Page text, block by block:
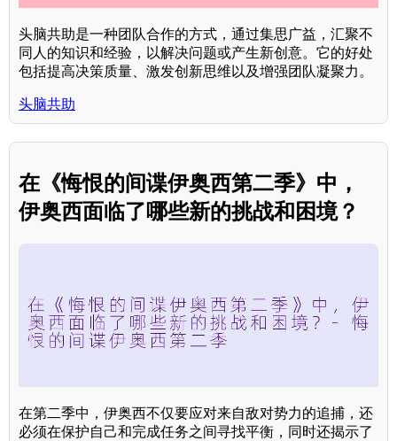
头脑共助是一种团队合作的方式，通过集思广益，汇聚不
同人的知识和经验，以解决问题或产生新创意。它的好处
包括提高决策质量、激发创新思维以及增强团队凝聚力。
头脑共助
在《悔恨的间谍伊奥西第二季》中，
伊奥西面临了哪些新的挑战和困境？
在第二季中，伊奥西不仅要应对来自敌对势力的追捕，还
必须在保护自己和完成任务之间寻找平衡，同时还揭示了